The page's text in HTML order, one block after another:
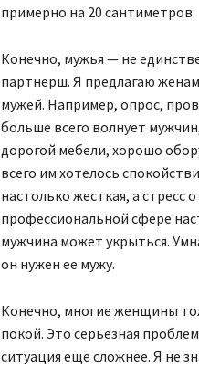
примерно на 20 сантиметров.
Конечно, мужья — не
партнерш. Я предлагаю
мужей. Например, опрос,
больше всего волнует
дорогой мебели, хорошо
всего им хотелось
настолько жесткая, а стресс
профессиональной сфере
мужчина может укрыться.
он нужен ее мужу.
Конечно, многие женщины
покой. Это серьезная
ситуация еще сложнее. Я не